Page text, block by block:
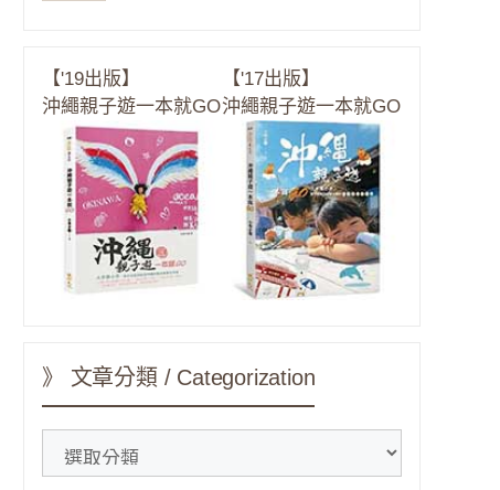
【'19出版】
沖繩親子遊一本就GO
【'17出版】
沖繩親子遊一本就GO
》 文章分類 / Categorization